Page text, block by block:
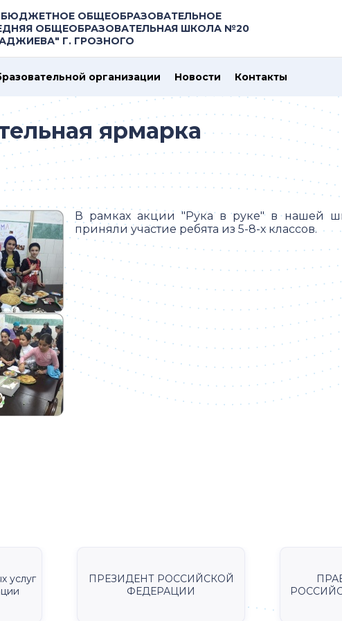
ОБЩЕОБРАЗОВАТЕЛЬНОЕ
ОБЩЕОБРАЗОВАТЕЛЬНАЯ ШКОЛА №20
Г. ГРОЗНОГО
организации Новости Контакты
ярмарка
В рамках акции "Рука в руке" в нашей
приняли участие ребята из 5-8-х классов.
услуг
ПРЕЗИДЕНТ РОССИЙСКОЙ
ФЕДЕРАЦИИ